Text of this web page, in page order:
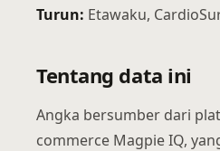
Turun: Etawaku,
Tentang data ini
Angka bersumber dari
commerce Magpie IQ,